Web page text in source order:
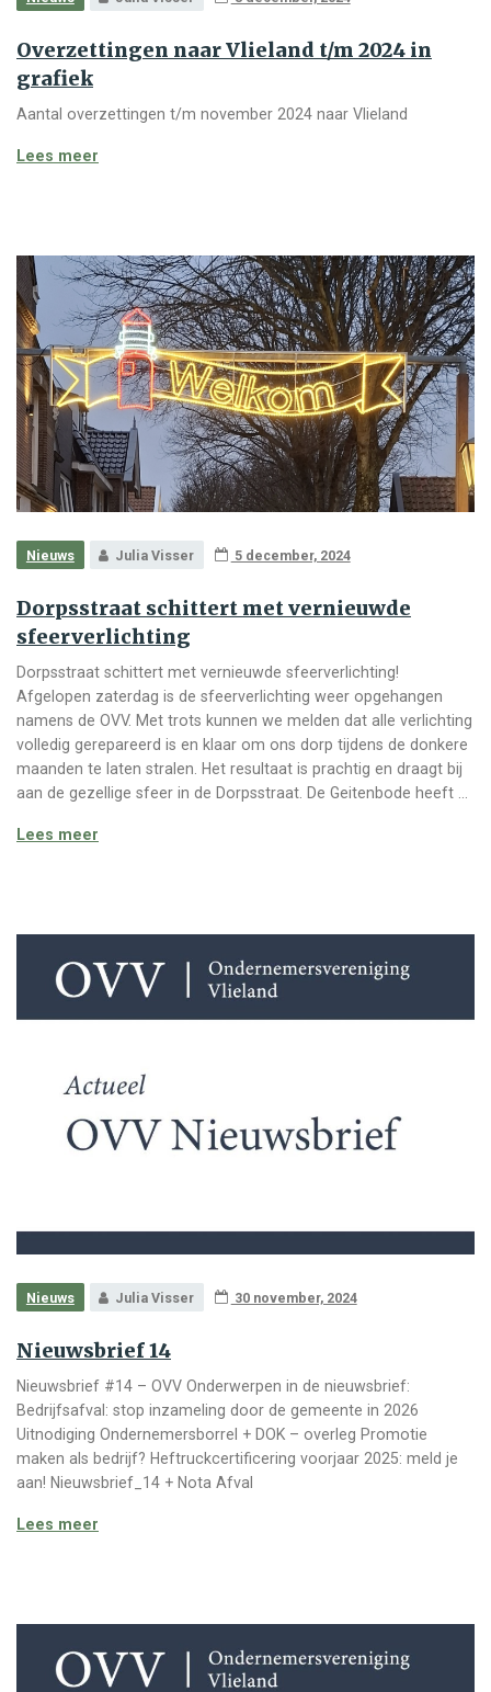
Overzettingen naar Vlieland t/m 2024 in
grafiek
Aantal overzettingen t/m november 2024 naar Vlieland
Lees meer
Nieuws Julia Visser 5 december, 2024
Dorpsstraat schittert met vernieuwde
sfeerverlichting
Dorpsstraat schittert met vernieuwde sfeerverlichting!
Afgelopen zaterdag is de sfeerverlichting weer opgehangen
namens de OVV. Met trots kunnen we melden dat alle verlichting
volledig gerepareerd is en klaar om ons dorp tijdens de donkere
maanden te laten stralen. Het resultaat is prachtig en draagt bij
aan de gezellige sfeer in de Dorpsstraat. De Geitenbode heeft …
Lees meer
Nieuws Julia Visser 30 november, 2024
Nieuwsbrief 14
Nieuwsbrief #14 – OVV Onderwerpen in de nieuwsbrief:
Bedrijfsafval: stop inzameling door de gemeente in 2026
Uitnodiging Ondernemersborrel + DOK – overleg Promotie
maken als bedrijf? Heftruckcertificering voorjaar 2025: meld je
aan! Nieuwsbrief_14 + Nota Afval
Lees meer